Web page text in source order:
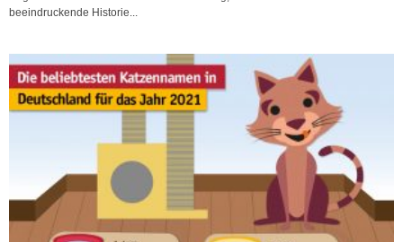
beeindruckende Historie...